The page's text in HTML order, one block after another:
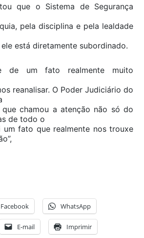
que o Sistema de Segurança
pela disciplina e pela lealdade
está diretamente subordinado.
de um fato realmente muito
reanalisar. O Poder Judiciário do
chamou a atenção não só do
de todo o
um fato que realmente nos trouxe
Facebook WhatsApp
E-mail Imprimir